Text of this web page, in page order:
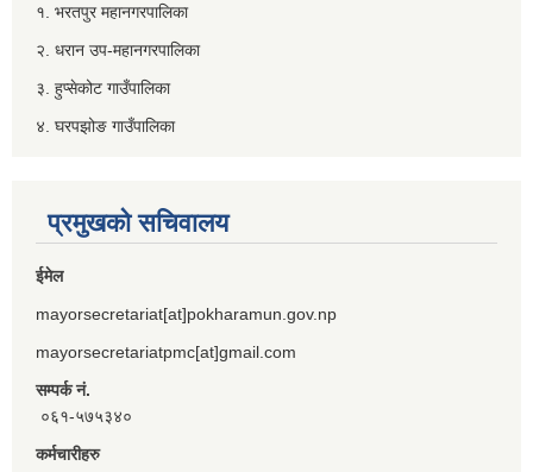
१. भरतपुर महानगरपालिका
२. धरान उप-महानगरपालिका
३. हुप्सेकोट गाउँपालिका
४. घरपझोङ गाउँपालिका
प्रमुखको सचिवालय
ईमेल
mayorsecretariat[at]pokharamun.gov.np
mayorsecretariatpmc[at]gmail.com
सम्पर्क नं.
०६१-५७५३४०
कर्मचारीहरु